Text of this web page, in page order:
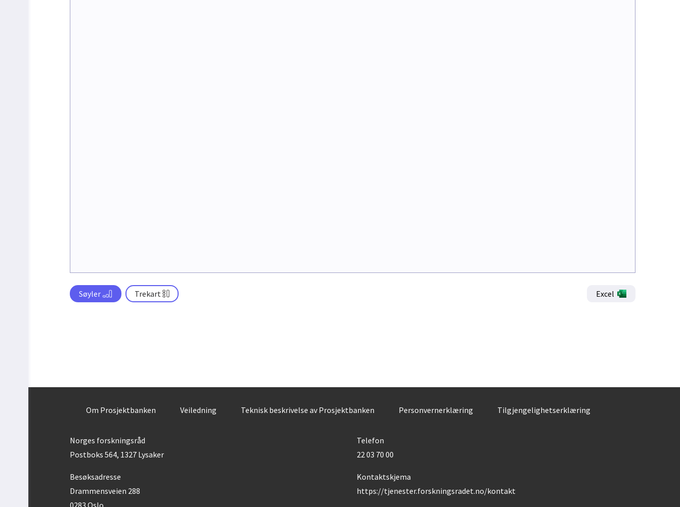
Søyler Trekart Excel
Om Prosjektbanken Veiledning Teknisk beskrivelse av Prosjektbanken Personvernerklæring Tilgjengelighetserklæring
Norges forskningsråd
Postboks 564, 1327 Lysaker
Besøksadresse
Drammensveien 288
0283 Oslo
Telefon
22 03 70 00
Kontaktskjema
https://tjenester.forskningsradet.no/kontakt